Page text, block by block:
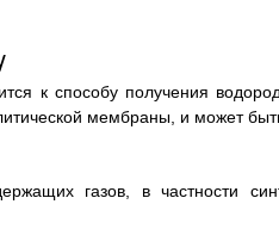
к способу получения
мембраны, и может
газов, в частности